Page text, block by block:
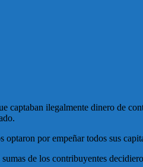
captaban ilegalmente dinero de
por empeñar todos sus
de los contribuyentes